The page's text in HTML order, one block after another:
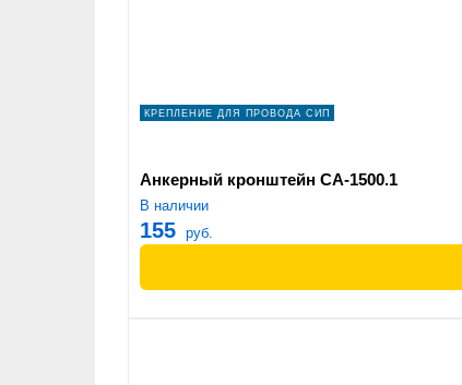
КРЕПЛЕНИЕ ДЛЯ ПРОВОДА СИП
Анкерный кронштейн СА-1500.1
В наличии
155 руб.